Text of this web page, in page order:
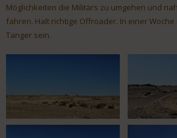
Möglichkeiten die Militärs zu umgehen und
fahren. Halt richtige Offroader. In einer
Tanger sein.